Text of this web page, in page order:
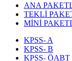
ANA
TEKLİ
MİNİ
KPSS- A
KPSS- B
KPSS- ÖABT